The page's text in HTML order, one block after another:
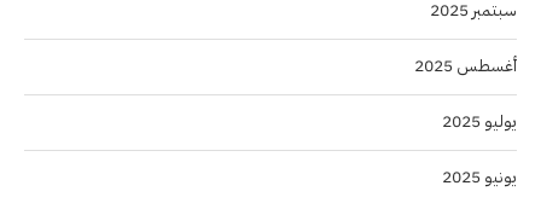
سبتمبر 2025
أغسطس 2025
يوليو 2025
يونيو 2025